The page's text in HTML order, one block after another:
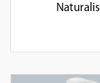
Naturalis